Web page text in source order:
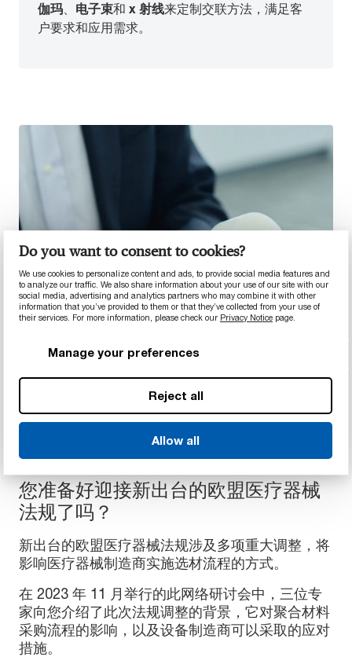
Do you want to consent to cookies?
We use cookies to personalize content and ads, to provide social media features and
to analyze our traffic. We also share information about your use of our site with our
social media, advertising and analytics partners who may combine it with other
information that you’ve provided to them or that they’ve collected from your use of
their services. For more information, please check our Privacy Notice page.
Manage your preferences
Reject all
Allow all
伽玛
电子束和 x 射线来定制交联方法，满足客
户要求和应用需求。
欧盟医疗器械法规出台后的生物材料采购
您准备好迎接新出台的欧盟医疗器械
法规了吗？
新出台的欧盟医疗器械法规涉及多项重大调整，将
影响医疗器械制造商实施选材流程的方式。
在 2023 年 11 月举行的此网络研讨会中，三位专
家向您介绍了此次法规调整的背景，它对聚合材料
采购流程的影响，以及设备制造商可以采取的应对
措施。